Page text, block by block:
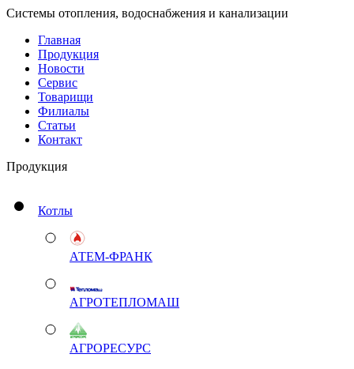
Системы отопления, водоснабжения и канализации
Главная
Продукция
Новости
Сервис
Товарищи
Филиалы
Статьи
Контакт
Продукция
Котлы
АТЕМ-ФРАНК
АГРОТЕПЛОМАШ
АГРОРЕСУРС